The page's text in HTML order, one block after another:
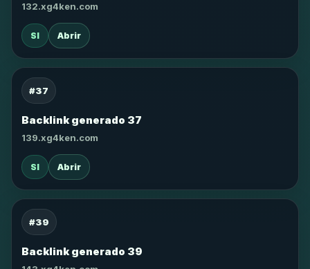
132.xg4ken.com
SI Abrir
#37
Backlink generado 37
139.xg4ken.com
SI Abrir
#39
Backlink generado 39